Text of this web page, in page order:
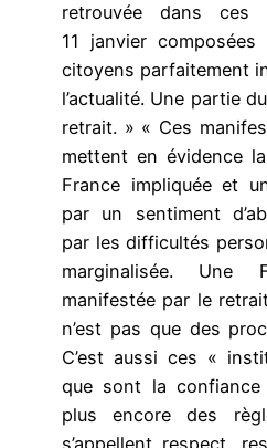
retrouvée dans ces
11 janvier composées
citoyens parfaitement
l’actualité. Une partie
retrait. » « Ces
mettent en évidence
France impliquée et
par un sentiment
par les difficultés
marginalisée. Une
manifestée par le
n’est pas que des
C’est aussi ces «
que sont la
plus encore des